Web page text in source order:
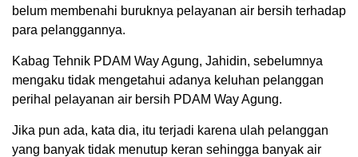
belum membenahi buruknya pelayanan air bersih terhadap
para pelanggannya.
Kabag Tehnik PDAM Way Agung, Jahidin, sebelumnya
mengaku tidak mengetahui adanya keluhan pelanggan
perihal pelayanan air bersih PDAM Way Agung.
Jika pun ada, kata dia, itu terjadi karena ulah pelanggan
yang banyak tidak menutup keran sehingga banyak air